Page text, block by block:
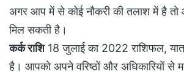
अगर आप में से कोई नौकरी की तलाश में है
मिल सकती है।
कर्क राशि18 जुलाई का 2022 राशिफल,
है। आपको अपने वरिष्ठों और अधिकारियों से